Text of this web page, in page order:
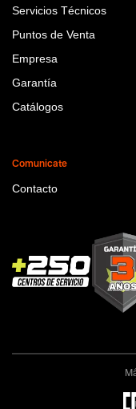
Servicios Técnicos
Puntos de Venta
Empresa
Garantía
Catálogos
Comunicate
Contacto